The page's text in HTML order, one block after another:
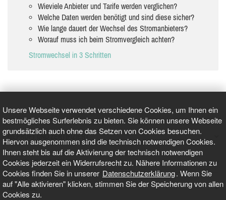
Unsere Webseite verwendet verschiedene Cookies, um Ihnen ein
bestmögliches Surferlebnis zu bieten. Sie können unsere Webseite
grundsätzlich auch ohne das Setzen von Cookies besuchen.
Hiervon ausgenommen sind die technisch notwendigen Cookies.
Ihnen steht bis auf die Aktivierung der technisch notwendigen
Cookies jederzeit ein Widerrufsrecht zu. Nähere Informationen zu
Cookies finden Sie in unserer Datenschutzerklärung. Wenn Sie
auf "Alle aktivieren" klicken, stimmen Sie der Speicherung von allen
Cookies zu.
Wieviele Anbieter und Tarife werden verglichen?
Welche Daten werden benötigt und sind diese sicher?
Wie lange dauert der Wechsel des Stromanbieters?
Worauf muss ich beim Stromvergleich achten?
Stromwechsel in 3 Schritten
GEPRÜFT UND ZERTIFIZIERT
AKTUELLE NACHRICHTEN
TARIFO.DE